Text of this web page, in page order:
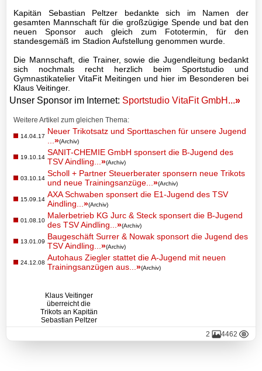
Jugend
B1-
Jugend
B2-
Jugend
C1-
C2-
Jugend
Archiv
Jugend
E1-
Jugend
Kapitän Sebastian Peltzer bedankte sich im Namen der
gesamten Mannschaft für die großzügige Spende und bat den
neuen Sponsor auch gleich zum Fototermin, für den
standesgemäß im Stadion Aufstellung genommen wurde.
Die Mannschaft, die Trainer, sowie die Jugendleitung bedankt
sich nochmals recht herzlich beim Sportstudio und
Gymnastikatelier VitaFit Meitingen und hier im Besonderen bei
Klaus Veitinger.
Unser Sponsor im Internet: Sportstudio VitaFit GmbH...»
Weitere Artikel zum gleichen Thema:
14.04.17 Neuer Trikotsatz und Sporttaschen für unsere Jugend
...»(Archiv)
19.10.14 SANIT-CHEMIE GmbH sponsert die B-Jugend des
TSV Aindling...»(Archiv)
03.10.14 Scholl + Partner Steuerberater sponsern neue Trikots
und neue Trainingsanzüge...»(Archiv)
15.09.14 AXA Schwaben sponsert die E1-Jugend des TSV
Aindling...»(Archiv)
01.08.10 Malerbetrieb KG Jurc & Steck sponsert die B-Jugend
des TSV Aindling...»(Archiv)
13.01.09 Baugeschäft Surrer & Nowak sponsort die Jugend des
TSV Aindling...»(Archiv)
24.12.08 Autohaus Ziegler stattet die A-Jugend mit neuen
Trainingsanzügen aus...»(Archiv)
Klaus Veitinger
überreicht die
Trikots an Kapitän
Sebastian Peltzer
2
4462